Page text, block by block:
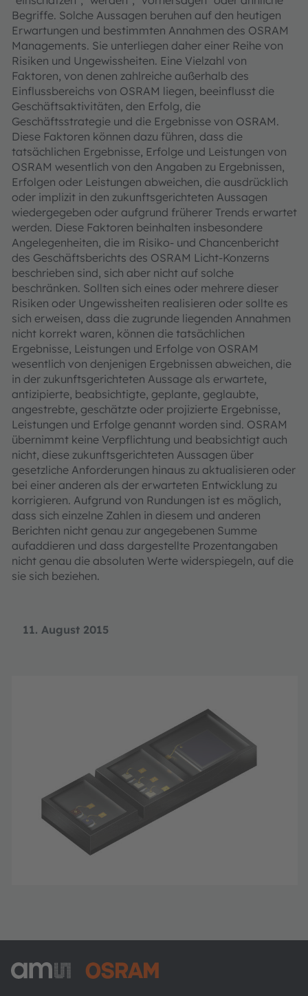
11. August 2015
Begriffe. Solche Aussagen beruhen auf den heutigen
Erwartungen und bestimmten Annahmen des OSRAM
Managements. Sie unterliegen daher einer Reihe von
Risiken und Ungewissheiten. Eine Vielzahl von
Faktoren, von denen zahlreiche außerhalb des
Einflussbereichs von OSRAM liegen, beeinflusst die
Geschäftsaktivitäten, den Erfolg, die
Geschäftsstrategie und die Ergebnisse von OSRAM.
Diese Faktoren können dazu führen, dass die
tatsächlichen Ergebnisse, Erfolge und Leistungen von
OSRAM wesentlich von den Angaben zu Ergebnissen,
Erfolgen oder Leistungen abweichen, die ausdrücklich
oder implizit in den zukunftsgerichteten Aussagen
wiedergegeben oder aufgrund früherer Trends erwartet
werden. Diese Faktoren beinhalten insbesondere
Angelegenheiten, die im Risiko- und Chancenbericht
des Geschäftsberichts des OSRAM Licht-Konzerns
beschrieben sind, sich aber nicht auf solche
beschränken. Sollten sich eines oder mehrere dieser
Risiken oder Ungewissheiten realisieren oder sollte es
sich erweisen, dass die zugrunde liegenden Annahmen
nicht korrekt waren, können die tatsächlichen
Ergebnisse, Leistungen und Erfolge von OSRAM
wesentlich von denjenigen Ergebnissen abweichen, die
in der zukunftsgerichteten Aussage als erwartete,
antizipierte, beabsichtigte, geplante, geglaubte,
angestrebte, geschätzte oder projizierte Ergebnisse,
Leistungen und Erfolge genannt worden sind. OSRAM
übernimmt keine Verpflichtung und beabsichtigt auch
nicht, diese zukunftsgerichteten Aussagen über
gesetzliche Anforderungen hinaus zu aktualisieren oder
bei einer anderen als der erwarteten Entwicklung zu
korrigieren. Aufgrund von Rundungen ist es möglich,
dass sich einzelne Zahlen in diesem und anderen
Berichten nicht genau zur angegebenen Summe
aufaddieren und dass dargestellte Prozentangaben
nicht genau die absoluten Werte widerspiegeln, auf die
sie sich beziehen.